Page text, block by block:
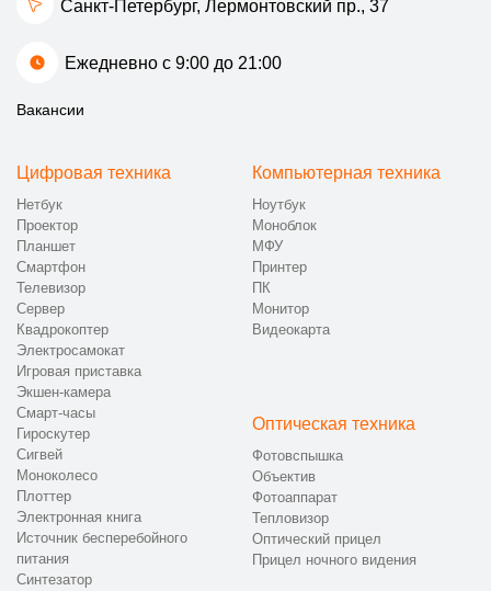
Санкт-Петербург, Лермонтовский пр., 37
Ежедневно с 9:00 до 21:00
Вакансии
Цифровая техника
Нетбук
Проектор
Планшет
Смартфон
Телевизор
Сервер
Квадрокоптер
Электросамокат
Игровая приставка
Экшен-камера
Смарт-часы
Гироскутер
Сигвей
Моноколесо
Плоттер
Электронная книга
Источник бесперебойного
питания
Синтезатор
Компьютерная техника
Ноутбук
Моноблок
МФУ
Принтер
ПК
Монитор
Видеокарта
Оптическая техника
Фотовспышка
Объектив
Фотоаппарат
Тепловизор
Оптический прицел
Прицел ночного видения